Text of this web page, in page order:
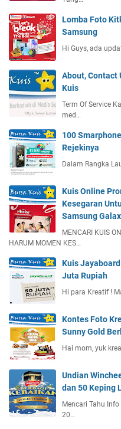
Lomba Foto
Samsung
Hi Guys, ada
About, Contact
Kuis
Term Of Service
med…
100
Rejekinya
Dalam Rangka
Kuis Online
Kesegaran
Samsung
MENCARI KUIS
HARUM MOMEN KES…
Kuis
Juta Rupiah
Hi para Kreatif !
Kontes Foto
Sunny Gold
Hai mom, yuk
Undian
dan 50 Keping
Mencari Tahu
20…